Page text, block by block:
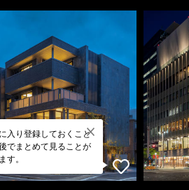
入り登録しておくこと
でまとめて見ることが
す。